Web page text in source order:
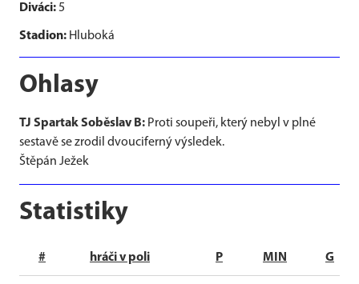
Diváci:5
Stadion: Hluboká
Ohlasy
TJ Spartak Soběslav B: Proti soupeři, který nebyl v plné
sestavě se zrodil dvouciferný výsledek.
Štěpán Ježek
Statistiky
# hráči v poli P MIN G